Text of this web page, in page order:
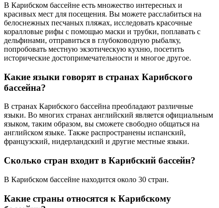
В Карибском бассейне есть множество интересных и
красивых мест для посещения. Вы можете расслабиться на
белоснежных песчаных пляжах, исследовать красочные
коралловые рифы с помощью маски и трубки, поплавать с
дельфинами, отправиться в глубоководную рыбалку,
попробовать местную экзотическую кухню, посетить
исторические достопримечательности и многое другое.
Какие языки говорят в странах Карибского
бассейна?
В странах Карибского бассейна преобладают различные
языки. Во многих странах английский является официальным
языком, таким образом, вы сможете свободно общаться на
английском языке. Также распространены испанский,
французский, нидерландский и другие местные языки.
Сколько стран входит в Карибский бассейн?
В Карибском бассейне находится около 30 стран.
Какие страны относятся к Карибскому